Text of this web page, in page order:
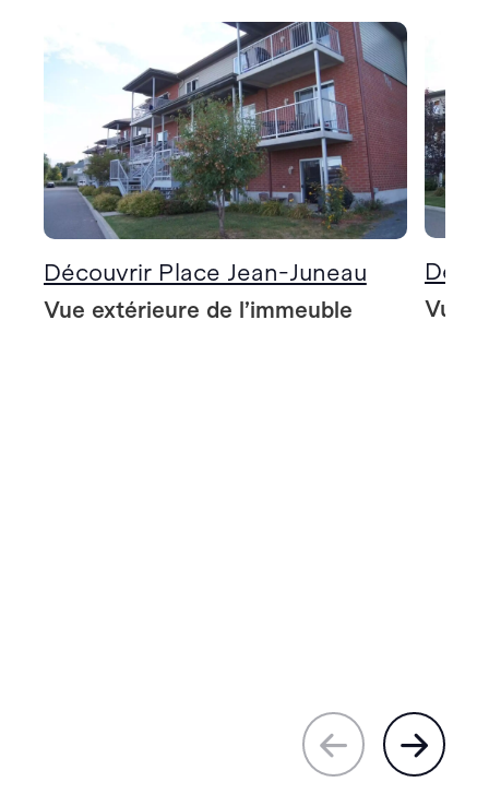
Découvrir Place Jean-Juneau
Vue extérieure de l’immeuble Vue